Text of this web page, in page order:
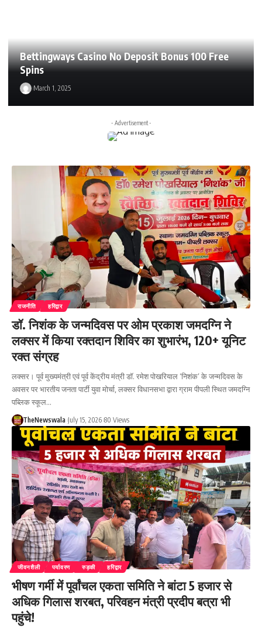
Bettingways Casino No Deposit Bonus 100 Free
Spins
March 1, 2025
- Advertisement -
राजनीति हरिद्वार
डॉ. निशंक के जन्मदिवस पर ओम प्रकाश जमदग्नि ने
लक्सर में किया रक्तदान शिविर का शुभारंभ, 120+ यूनिट
रक्त संग्रह
लक्सर। पूर्व मुख्यमंत्री एवं पूर्व केंद्रीय मंत्री डॉ. रमेश पोखरियाल ‘निशंक’ के जन्मदिवस के
अवसर पर भारतीय जनता पार्टी युवा मोर्चा, लक्सर विधानसभा द्वारा ग्राम पीपली स्थित जमदग्नि
पब्लिक स्कूल…
TheNewswala July 15, 2026 80 Views
जीवनशैली पर्यावरण रुड़की हरिद्वार
भीषण गर्मी में पूर्वांचल एकता समिति ने बांटा 5 हजार से
अधिक गिलास शरबत, परिवहन मंत्री प्रदीप बत्रा भी
पहुंचे!